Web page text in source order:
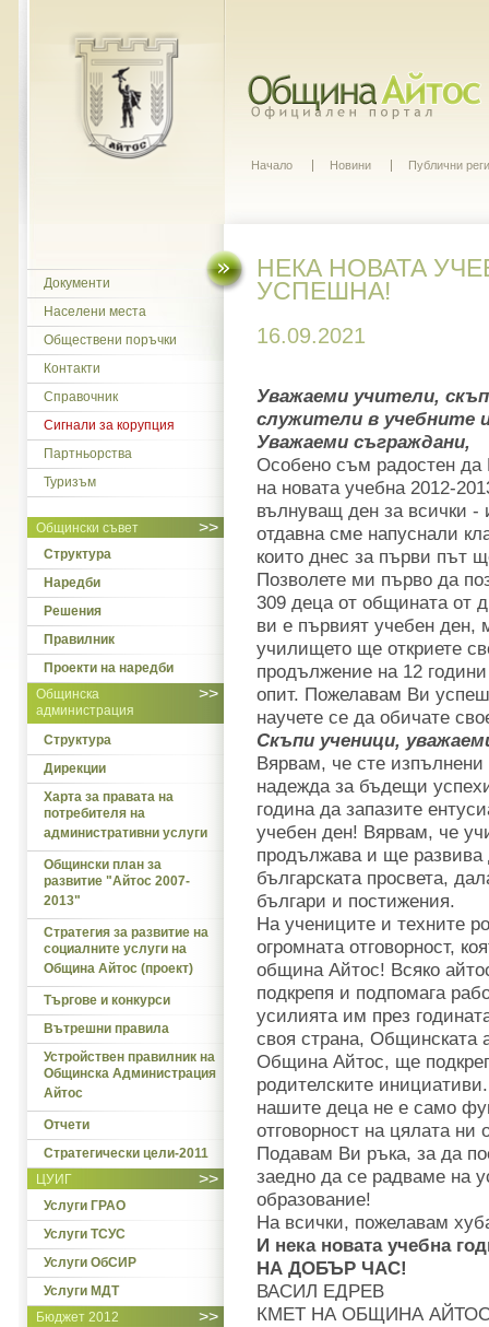
Документи
Населени места
Обществени поръчки
Контакти
Справочник
Сигнали за корупция
Партньорства
Туризъм
>>
Общински съвет
Структура
Наредби
Решения
Правилник
Проекти на наредби
>>
Общинска
администрация
Структура
Дирекции
Харта за правата на
потребителя на
административни услуги
Общински план за
развитие "Айтос 2007-
2013"
Стратегия за развитие на
социалните услуги на
Община Айтос (проект)
Търгове и конкурси
Вътрешни правила
Устройствен правилник на
Общинска Администрация
Айтос
Отчети
Стратегически цели-2011
>>
ЦУИГ
Услуги ГРАО
Услуги ТСУС
Услуги ОбСИР
Услуги МДТ
>>
Бюджет 2012
Начало Новини Публични
НЕКА НОВАТА
УСПЕШНА!
16.09.2021
Уважаеми учители,
служители в учебните
Уважаеми съграждани,
Особено съм радостен да
на новата учебна 2012-
вълнуващ ден за всички -
отдавна сме напуснали
които днес за първи път
Позволете ми първо да
309 деца от общината от
ви е първият учебен
училището ще откриете
продължение на 12
опит. Пожелавам Ви
научете се да обичате
Скъпи ученици,
Вярвам, че сте
надежда за бъдещи
година да запазите
учебен ден! Вярвам, че
продължава и ще развива
българската просвета,
българи и постижения.
На учениците и техните
огромната отговорност,
община Айтос! Всяко
подкрепя и подпомага
усилията им през
своя страна, Общинската
Община Айтос, ще
родителските
нашите деца не е само
отговорност на цялата ни
Подавам Ви ръка, за да
заедно да се радваме на
образование!
На всички, пожелавам
И нека новата учебна
НА ДОБЪР ЧАС!
ВАСИЛ ЕДРЕВ
КМЕТ НА ОБЩИНА